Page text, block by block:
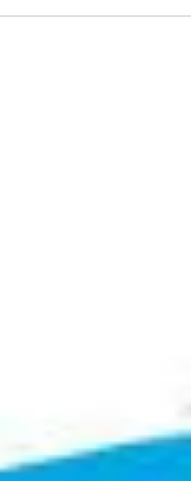
aux jeunes esprits de
des compétences